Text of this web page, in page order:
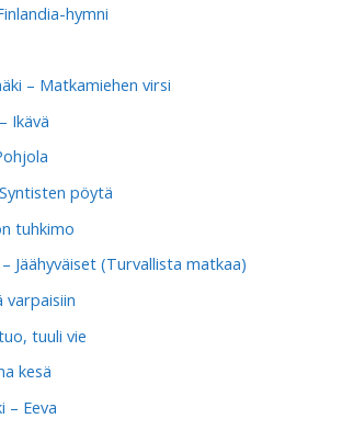
hymni
– Matkamiehen virsi
Ikävä
pöytä
tuhkimo
Jäähyväiset (Turvallista matkaa)
varpaisiin
tuuli vie
kesä
– Eeva